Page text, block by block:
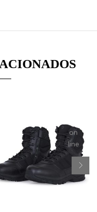
given
on
line